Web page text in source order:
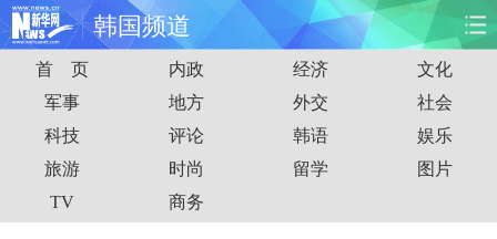
韩国频道
首页 时政 国际 财经
娱乐 体育 人事 教育
时尚 思客
首 页 内政 经济
文化
军事
地方 外交
社会
科技
评论 韩语
娱乐
旅游
时尚 留学
图片
TV
商务